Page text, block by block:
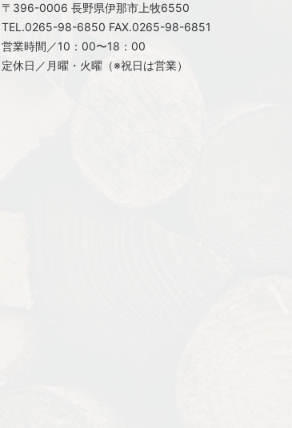
〒396-0006 長野県伊那市上牧6550
TEL.0265-98-6850 FAX.0265-98-6851
営業時間／10：00〜18：00
定休日／月曜・火曜（※祝日は営業）